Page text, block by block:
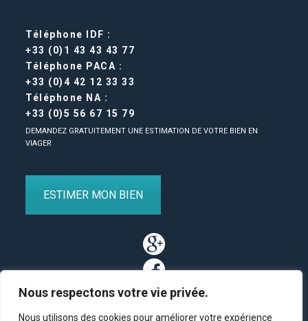
Nous respectons votre vie privée.
Nous utilisons des cookies pour améliorer votre expérience
Téléphone IDF :
+33 (0)1 43 43 43 77
Téléphone PACA :
+33 (0)4 42 12 33 33
Téléphone NA :
+33 (0)5 56 67 15 79
DEMANDEZ GRATUITEMENT UNE ESTIMATION DE VOTRE BIEN EN
VIAGER
ESTIMER MON BIEN